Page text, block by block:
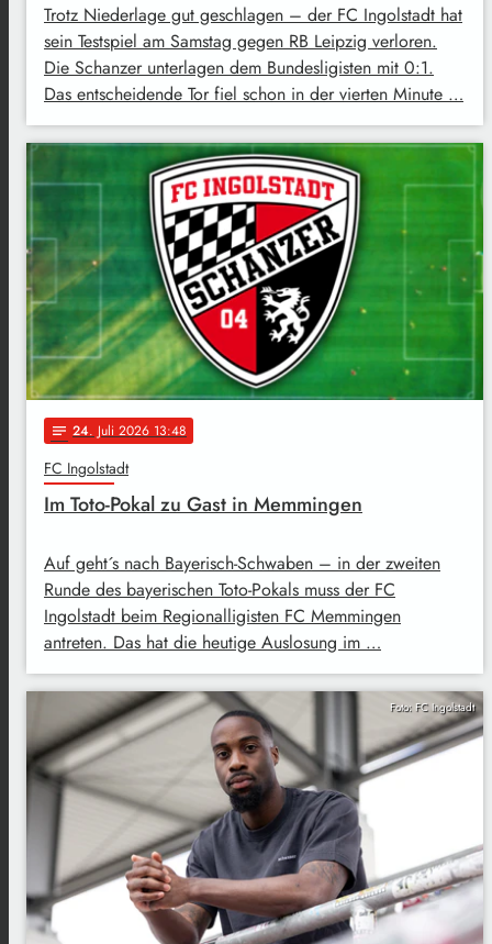
Trotz Niederlage gut geschlagen – der FC Ingolstadt hat
sein Testspiel am Samstag gegen RB Leipzig verloren.
Die Schanzer unterlagen dem Bundesligisten mit 0:1.
Das entscheidende Tor fiel schon in der vierten Minute …
notes 24. Juli 2026 13:48
FC Ingolstadt
Im Toto-Pokal zu Gast in Memmingen
Auf geht´s nach Bayerisch-Schwaben – in der zweiten
Runde des bayerischen Toto-Pokals muss der FC
Ingolstadt beim Regionalligisten FC Memmingen
antreten. Das hat die heutige Auslosung im …
Foto: FC Ingolstadt